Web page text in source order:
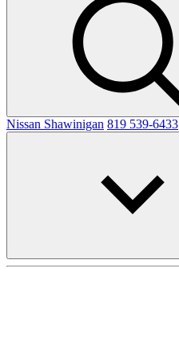
Nissan Shawinigan 819 539-6433